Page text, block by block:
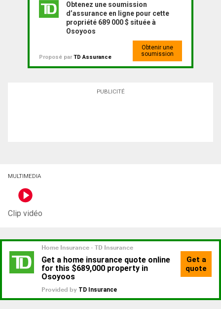
Obtenez une soumission
d’assurance en ligne pour cette
propriété 689 000 $ située à
Osoyoos
Proposé parTD Assurance
Obtenir une
soumission
PUBLICITÉ
MULTIMEDIA
Clip vidéo